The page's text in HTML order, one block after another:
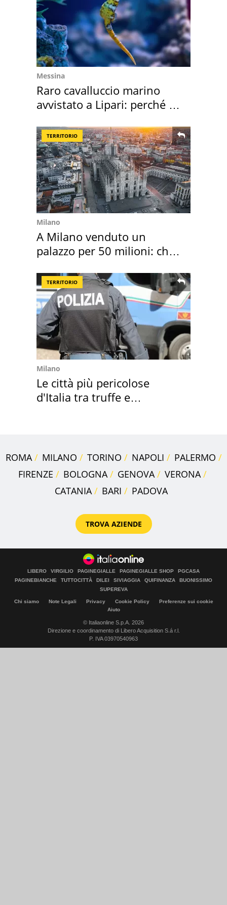
Messina
Raro cavalluccio marino
avvistato a Lipari: perché è
TERRITORIO
Milano
A Milano venduto un
palazzo per 50 milioni: chi
TERRITORIO
Milano
Le città più pericolose
d'Italia tra truffe e
ROMA MILANO TORINO NAPOLI
PALERMO
FIRENZE
BOLOGNA GENOVA
VERONA
CATANIA
BARI PADOVA
TROVA AZIENDE
LIBERO VIRGILIO PAGINEGIALLE PAGINEGIALLE SHOP
PGCASA
PAGINEBIANCHE
TUTTOCITTÀ DILEI SIVIAGGIA QUIFINANZA
BUONISSIMO
SUPEREVA
Chi siamo Note Legali Privacy Cookie Policy
Preferenze sui cookie
Aiuto
© Italiaonline S.p.A. 2026
Direzione e coordinamento di Libero Acquisition S.á r.l.
P. IVA 03970540963